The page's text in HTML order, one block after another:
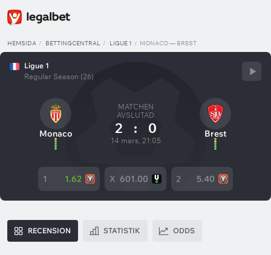
HEMSIDA BETTINGCENTRAL LIGUE 1 MONACO — BREST
Ligue 1
Regular Season (26)
Monaco
MATCHEN
AVSLUTAD
2 : 0
14 mars, 21:05
Brest
1 1.62 X 601.00 2 5.40
RECENSION STATISTIK ODDS